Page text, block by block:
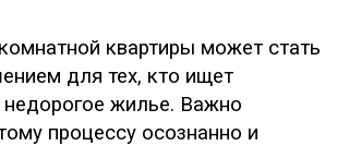
квартиры может стать
для тех, кто ищет
жилье. Важно
процессу осознанно и